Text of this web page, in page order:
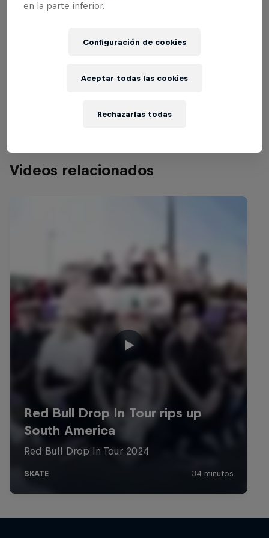
Videos relacionados
en la parte inferior.
Configuración de cookies
Rechazarlas todas
Aceptar todas las cookies